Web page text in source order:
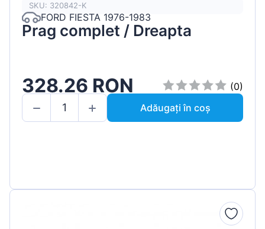
SKU: 320842-K
FORD FIESTA 1976-1983
Prag complet / Dreapta
328.26 RON
(0)
Adăugați în coș